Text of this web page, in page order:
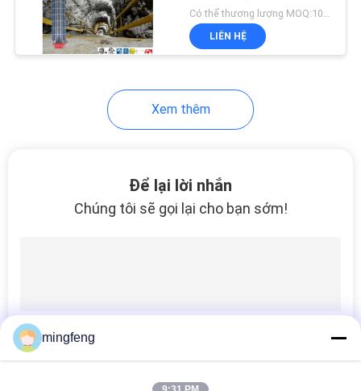
hình dạng
lòng đất xây dựng hang
động
Có thể thương lượng MOQ:100 cái
LIÊN HỆ
Xem thêm
Để lại lời nhắn
Chúng tôi sẽ gọi lại cho bạn sớm!
mingfeng